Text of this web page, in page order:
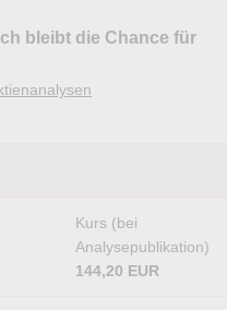
bleibt die Chance für
Kurs (bei
Analysepublikation)
144,20 EUR